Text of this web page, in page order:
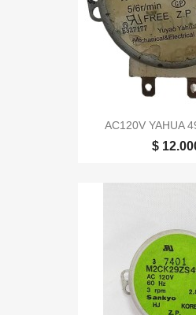
AC120V YAHUA
$